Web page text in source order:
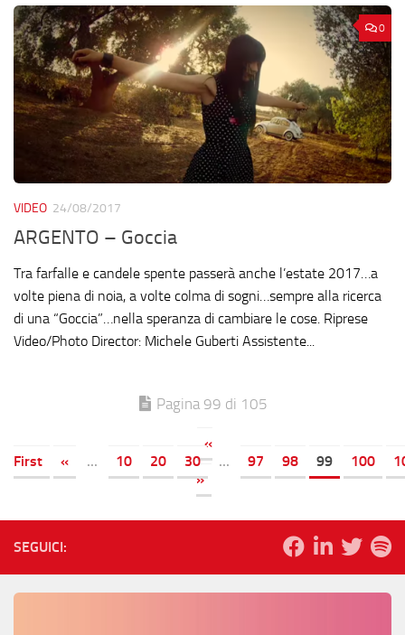
0
VIDEO 24/08/2017
ARGENTO – Goccia
Tra farfalle e candele spente passerà anche l’estate 2017…a
volte piena di noia, a volte colma di sogni…sempre alla ricerca
di una “Goccia”…nella speranza di cambiare le cose. Riprese
Video/Photo Director: Michele Guberti Assistente...
Pagina 99 di 105
«
First
« ... 10 20 30 ... 97 98 99 100
»
SEGUICI: